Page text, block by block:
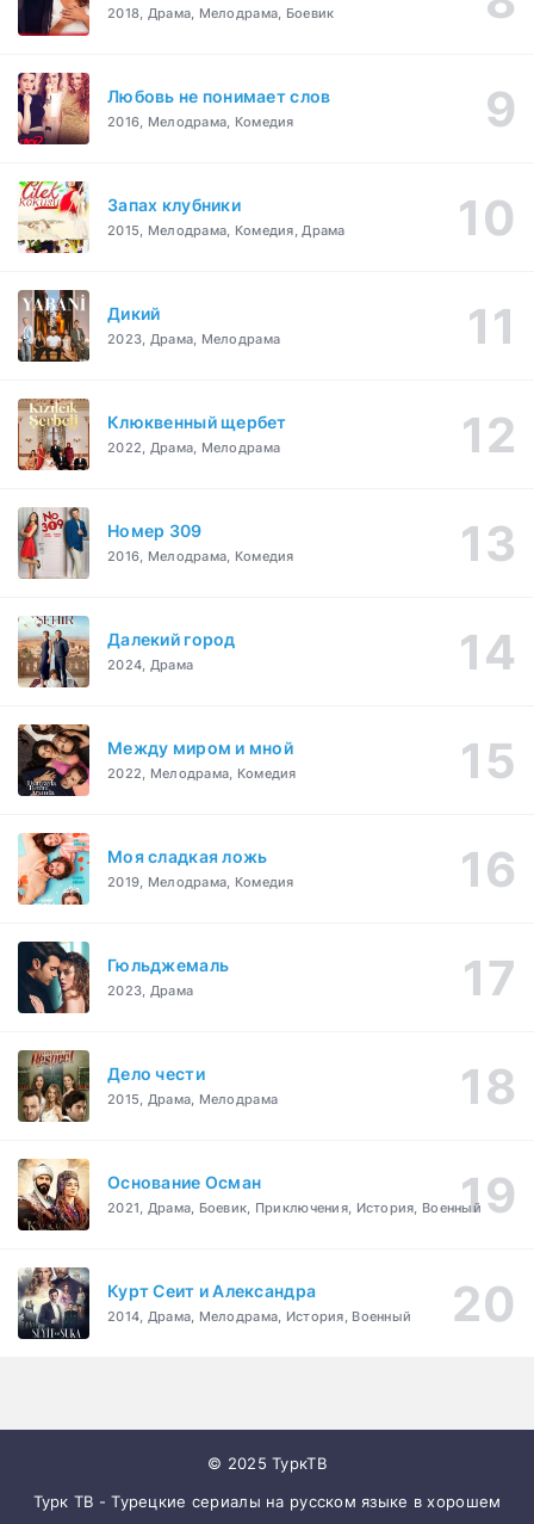
2018, Драма, Мелодрама, Боевик
Любовь не понимает слов
2016, Мелодрама, Комедия
Запах клубники
2015, Мелодрама, Комедия, Драма
Дикий
2023, Драма, Мелодрама
Клюквенный щербет
2022, Драма, Мелодрама
Номер 309
2016, Мелодрама, Комедия
Далекий город
2024, Драма
Между миром и мной
2022, Мелодрама, Комедия
Моя сладкая ложь
2019, Мелодрама, Комедия
Гюльджемаль
2023, Драма
Дело чести
2015, Драма, Мелодрама
Основание Осман
2021, Драма, Боевик, Приключения, История, Военный
Курт Сеит и Александра
2014, Драма, Мелодрама, История, Военный
© 2025 ТуркТВ
Турк ТВ - Турецкие сериалы на русском языке в хорошем